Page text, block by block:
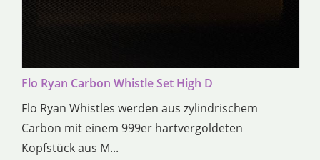
Flo Ryan Carbon Whistle Set High D
Flo Ryan Whistles werden aus zylindrischem
Carbon mit einem 999er hartvergoldeten
Kopfstück aus M...